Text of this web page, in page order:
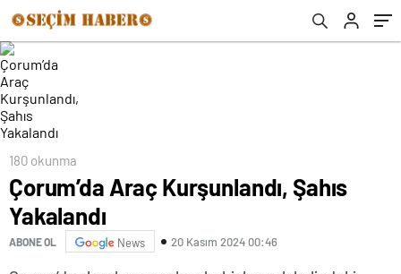
180 okunma
Çorum’da Araç Kurşunlandı, Şahıs
Yakalandı
ABONE OL News 20 Kasım 2024 00:46